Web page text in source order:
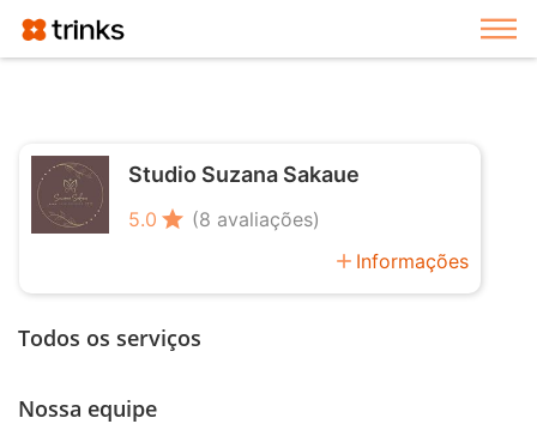
Studio Suzana Sakaue
5.0 star (8 avaliações)
add Informações
Todos os serviços
Nossa equipe